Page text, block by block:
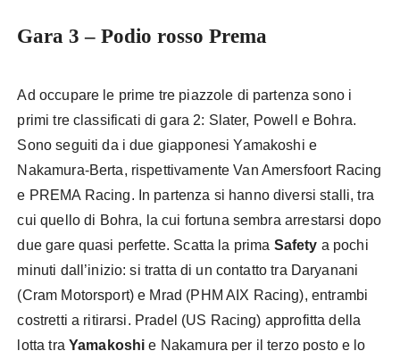
Gara 3 – Podio rosso Prema
Ad occupare le prime tre piazzole di partenza sono i
primi tre classificati di gara 2: Slater, Powell e Bohra.
Sono seguiti da i due giapponesi Yamakoshi e
Nakamura-Berta, rispettivamente Van Amersfoort Racing
e PREMA Racing. In partenza si hanno diversi stalli, tra
cui quello di Bohra, la cui fortuna sembra arrestarsi dopo
due gare quasi perfette. Scatta la prima Safety a pochi
minuti dall’inizio: si tratta di un contatto tra Daryanani
(Cram Motorsport) e Mrad (PHM AIX Racing), entrambi
costretti a ritirarsi. Pradel (US Racing) approfitta della
lotta tra Yamakoshi e Nakamura per il terzo posto e lo